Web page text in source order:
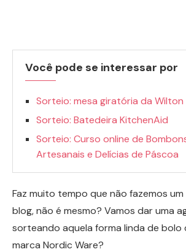
Você pode se interessar por
Sorteio: mesa giratória da Wilton
Sorteio: Batedeira KitchenAid
Sorteio: Curso online de
Artesanais e Delícias de Páscoa
Faz muito tempo que não fazemos
blog, não é mesmo? Vamos dar uma
sorteando aquela forma linda de
marca Nordic Ware?